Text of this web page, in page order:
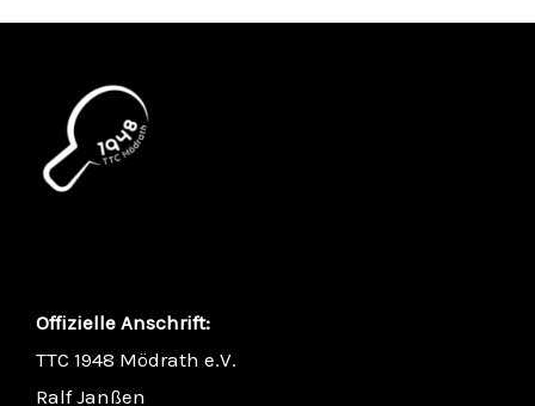
Offizielle Anschrift:
TTC 1948 Mödrath e.V.
Ralf Janßen